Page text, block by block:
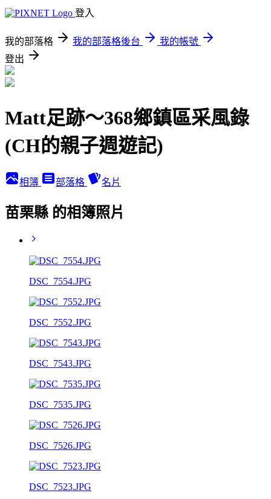
登入
我的部落格 我的部落格後台
我的帳號
登出
Matt足跡～368鄉鎮區采風錄
(CH的親子週遊記)
相簿 部落格 名片
苗栗縣 的相簿照片
DSC_7554.JPG
DSC_7552.JPG
DSC_7543.JPG
DSC_7535.JPG
DSC_7526.JPG
DSC_7523.JPG